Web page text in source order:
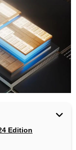
Edition